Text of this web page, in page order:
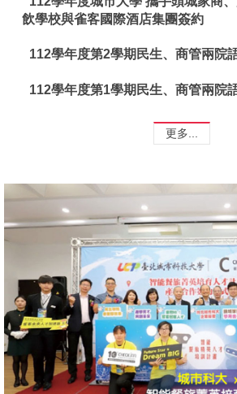
飲學校與雀客國際酒店集團簽約
112學年度第2學期民生、商管兩院
112學年度第1學期民生、商管兩院
更多...